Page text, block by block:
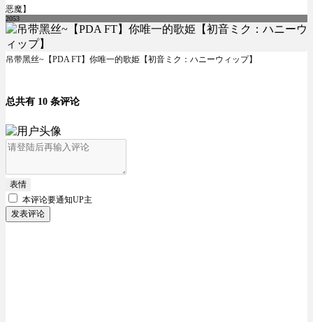
恶魔】
2053
吊带黑丝~【PDA FT】你唯一的歌姫【初音ミク：ハニーウィップ】
总共有 10 条评论
表情
本评论要通知UP主
发表评论